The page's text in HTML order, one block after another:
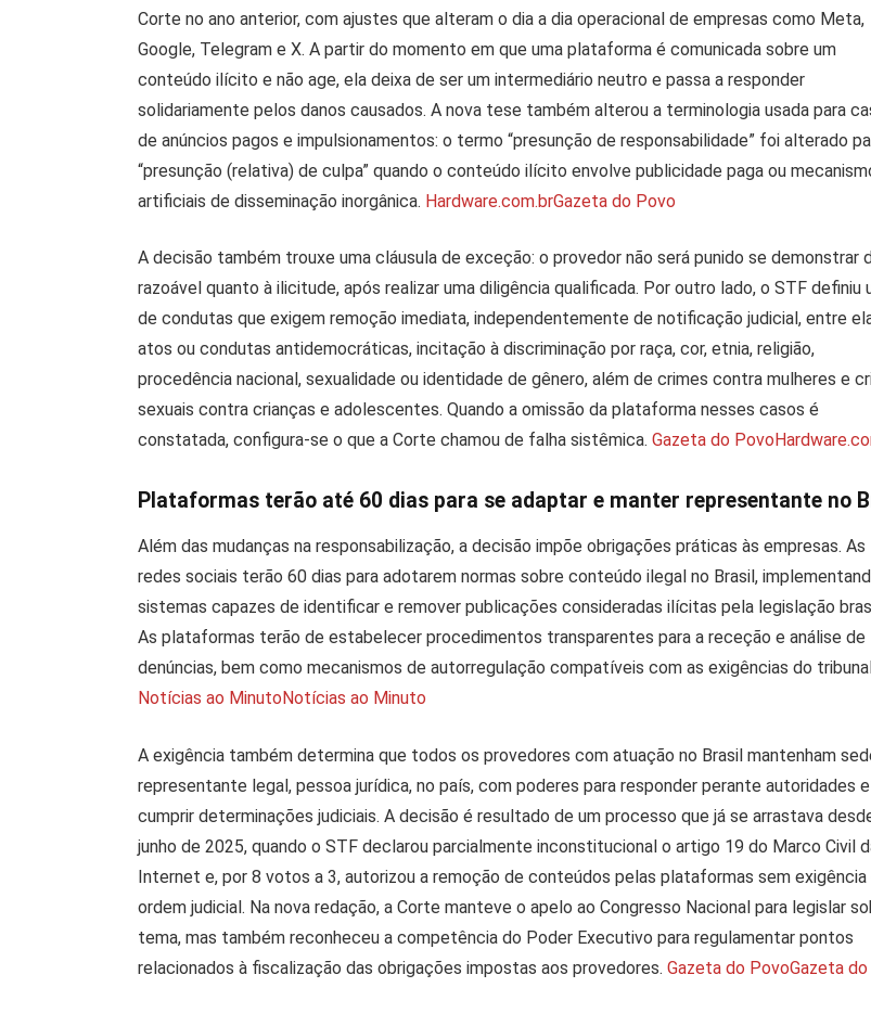
Corte no ano anterior, com ajustes que alteram o dia a dia operacional de empresas como Meta,
Google, Telegram e X. A partir do momento em que uma plataforma é comunicada sobre um
conteúdo ilícito e não age, ela deixa de ser um intermediário neutro e passa a responder
solidariamente pelos danos causados. A nova tese também alterou a terminologia usada para
de anúncios pagos e impulsionamentos: o termo “presunção de responsabilidade” foi alterado
“presunção (relativa) de culpa” quando o conteúdo ilícito envolve publicidade paga ou
artificiais de disseminação inorgânica. Hardware.com.brGazeta do Povo
A decisão também trouxe uma cláusula de exceção: o provedor não será punido se demonstrar
razoável quanto à ilicitude, após realizar uma diligência qualificada. Por outro lado, o STF definiu
de condutas que exigem remoção imediata, independentemente de notificação judicial, entre
atos ou condutas antidemocráticas, incitação à discriminação por raça, cor, etnia, religião,
procedência nacional, sexualidade ou identidade de gênero, além de crimes contra mulheres e
sexuais contra crianças e adolescentes. Quando a omissão da plataforma nesses casos é
constatada, configura-se o que a Corte chamou de falha sistêmica.Gazeta do Povo
Plataformas terão até 60 dias para se adaptar e manter representante no
Além das mudanças na responsabilização, a decisão impõe obrigações práticas às empresas. As
redes sociais terão 60 dias para adotarem normas sobre conteúdo ilegal no Brasil,
sistemas capazes de identificar e remover publicações consideradas ilícitas pela legislação
As plataformas terão de estabelecer procedimentos transparentes para a receção e análise de
denúncias, bem como mecanismos de autorregulação compatíveis com as exigências do
Notícias ao MinutoNotícias ao Minuto
A exigência também determina que todos os provedores com atuação no Brasil mantenham
representante legal, pessoa jurídica, no país, com poderes para responder perante autoridades e
cumprir determinações judiciais. A decisão é resultado de um processo que já se arrastava
junho de 2025, quando o STF declarou parcialmente inconstitucional o artigo 19 do Marco Civil
Internet e, por 8 votos a 3, autorizou a remoção de conteúdos pelas plataformas sem exigência
ordem judicial. Na nova redação, a Corte manteve o apelo ao Congresso Nacional para legislar
tema, mas também reconheceu a competência do Poder Executivo para regulamentar pontos
relacionados à fiscalização das obrigações impostas aos provedores.Gazeta do PovoGazeta